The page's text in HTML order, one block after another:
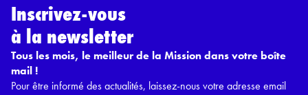
Inscrivez-vous
à la newsletter
Tous les mois, le meilleur de la Mission dans votre boîte
mail !
Pour être informé des actualités, laissez-nous votre adresse email